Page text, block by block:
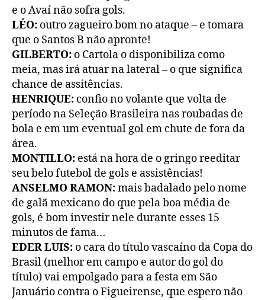
e o Avaí não sofra gols.
LÉO: outro zagueiro bom no ataque – e tomara
que o Santos B não apronte!
GILBERTO: o Cartola o disponibiliza como
meia, mas irá atuar na lateral – o que significa
chance de assitências.
HENRIQUE: confio no volante que volta de
período na Seleção Brasileira nas roubadas de
bola e em um eventual gol em chute de fora da
área.
MONTILLO: está na hora de o gringo reeditar
seu belo futebol de gols e assistências!
ANSELMO RAMON:mais badalado pelo nome
de galã mexicano do que pela boa média de
gols, é bom investir nele durante esses 15
minutos de fama…
EDER LUIS: o cara do título vascaíno da Copa do
Brasil (melhor em campo e autor do gol do
título) vai empolgado para a festa em São
Januário contra o Figueirense, que espero não